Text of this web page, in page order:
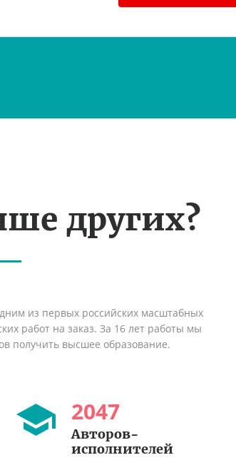
других?
из первых российских масштабных
работ на заказ. За 16 лет работы мы
получить высшее образование.
2047
Авторов-
исполнителей